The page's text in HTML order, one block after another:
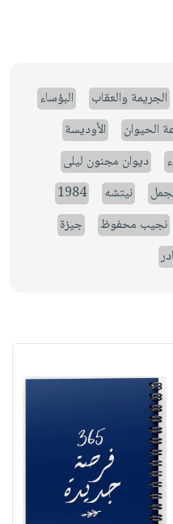
الجريمة والعقاب
البؤساء
الحيوان
الأوديسة
ديوان مجنون ليلى
نيتشه
1984
نجيب محفوظ
جيزة